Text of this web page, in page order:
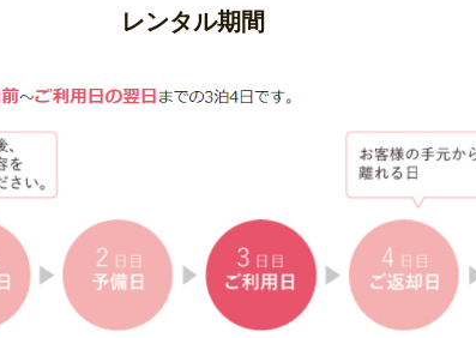
レンタル期間